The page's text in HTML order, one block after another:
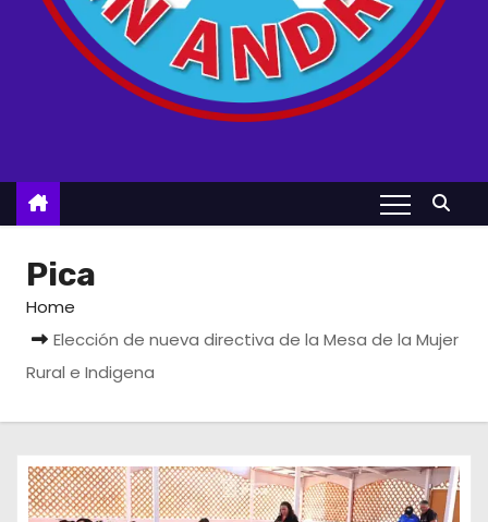
Pica
Home
Elección de nueva directiva de la Mesa de la Mujer
Rural e Indigena